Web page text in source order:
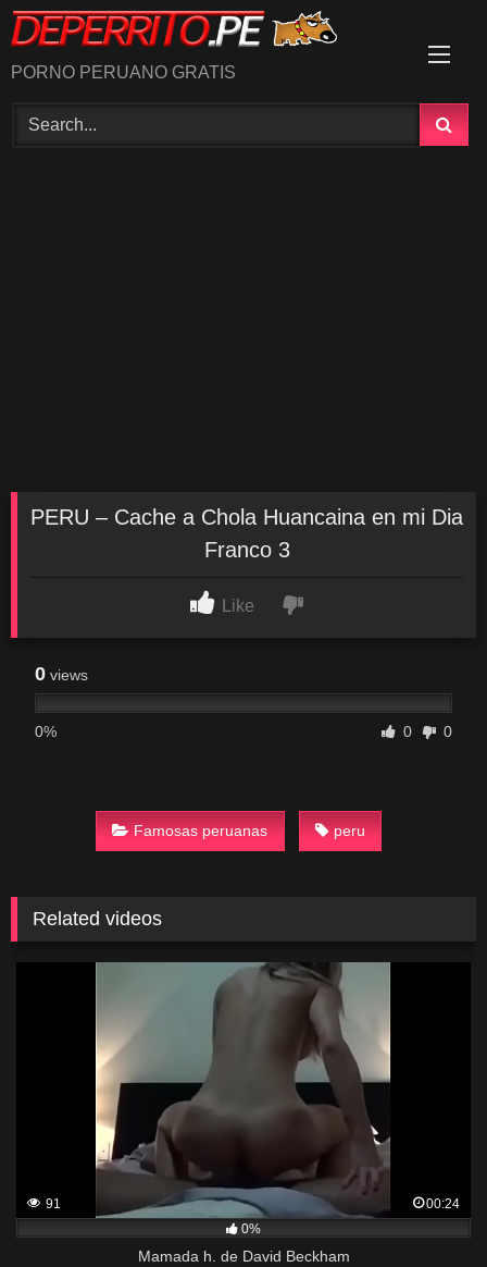
Skip
to
content
PORNO PERUANO GRATIS
PERU – Cache a Chola Huancaina en mi Dia
Franco 3
Like
0 views
0% 0 0
Famosas peruanas peru
Related videos
91
00:24
0%
Mamada h. de David Beckham